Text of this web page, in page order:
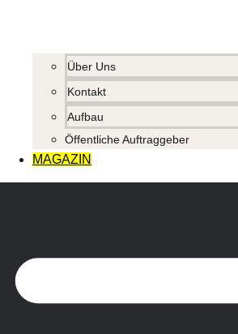
Über Uns
Kontakt
Aufbau
Öffentliche Auftraggeber
MAGAZIN